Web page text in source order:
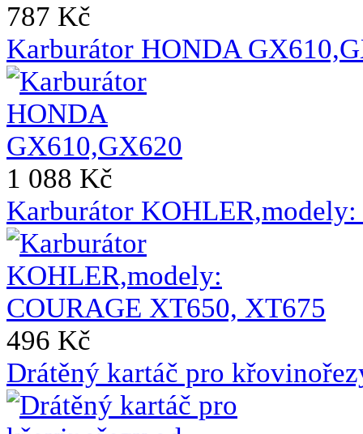
787 Kč
Karburátor HONDA
1 088 Kč
Karburátor
496 Kč
Drátěný kartáč pro